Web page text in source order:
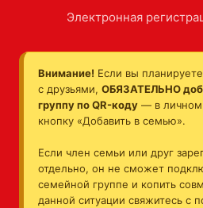
Электронная
Внимание! Если вы
с друзьями, ОБЯЗАТЕЛЬНО
группу по QR-коду — в личном
кнопку «Добавить в семью».
Если член семьи или друг
отдельно, он не сможет
семейной группе и копить
данной ситуации свяжитесь с